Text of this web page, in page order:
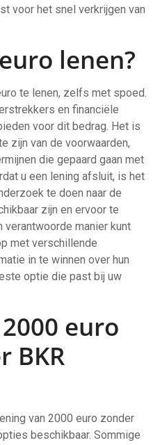
voor het snel verkrijgen van
lenen?
te lenen, zelfs met spoed.
en financiële
voor dit bedrag. Het is
zijn van de voorwaarden,
die gepaard gaan met
u een lening afsluit, is het
te doen naar de
zijn en ervoor te
verantwoorde manier kunt
met verschillende
in te winnen over hun
optie die past bij uw
euro
BKR
van 2000 euro zonder
beschikbaar. Sommige